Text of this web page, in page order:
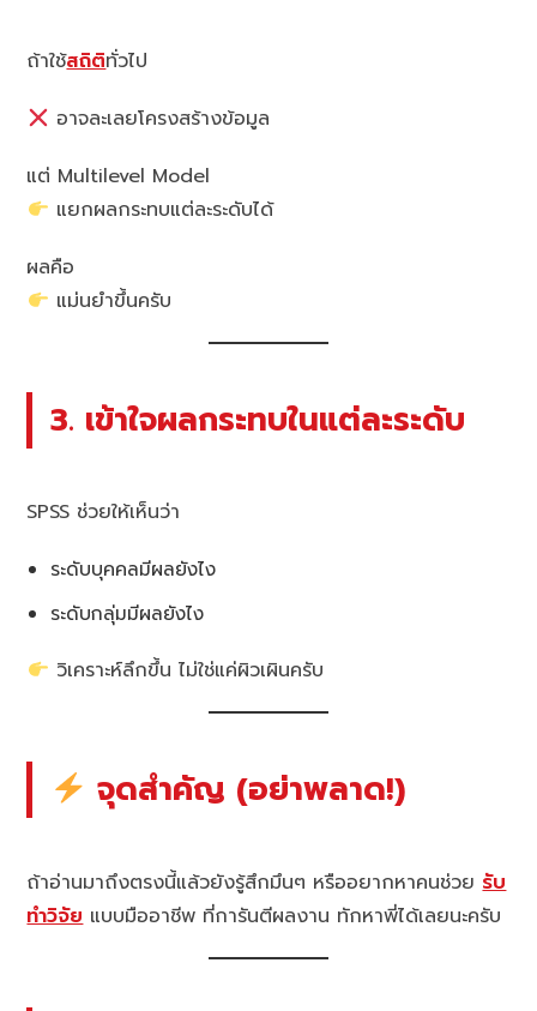
ถ้าใช้สถิติทั่วไป
อาจละเลยโครงสร้างข้อมูล
แต่ Multilevel Model
แยกผลกระทบแต่ละระดับได้
ผลคือ
แม่นยำขึ้นครับ
3. เข้าใจผลกระทบในแต่ละระดับ
SPSS ช่วยให้เห็นว่า
ระดับบุคคลมีผลยังไง
ระดับกลุ่มมีผลยังไง
วิเคราะห์ลึกขึ้น ไม่ใช่แค่ผิวเผินครับ
จุดสำคัญ (อย่าพลาด!)
ถ้าอ่านมาถึงตรงนี้แล้วยังรู้สึกมึนๆ หรืออยากหาคนช่วยรับ
ทำวิจัยแบบมืออาชีพ ที่การันตีผลงาน ทักหาพี่ได้เลยนะครับ